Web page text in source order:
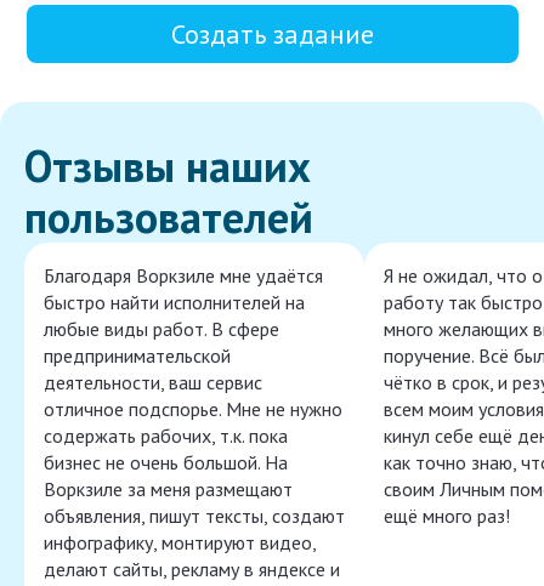
Создать задание
Отзывы наших
пользователей
Благодаря Воркзиле мне удаётся
быстро найти исполнителей на
любые виды работ. В сфере
предпринимательской
деятельности, ваш сервис
отличное подспорье. Мне не нужно
содержать рабочих, т.к. пока
бизнес не очень большой. На
Воркзиле за меня размещают
объявления, пишут тексты, создают
инфографику, монтируют видео,
делают сайты, рекламу в яндексе и
Я не ожидал, что
работу так
много желающих
поручение. Всё
чётко в срок, и
всем моим
кинул себе ещё
как точно знаю,
своим Личным
ещё много раз!